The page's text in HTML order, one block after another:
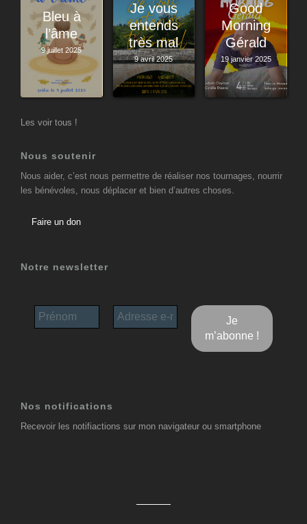
Bleu à
l’âme
9 juillet 2025
Je vous
entends
très mal
9 avril 2025
Good
Morning
Gérald
19 janvier 2025
Les voir tous !
Nous soutenir
Nous aider, c’est nous permettre de réaliser nos tournages, nourrir
les bénévoles, nous déplacer et bien d’autres choses.
Faire un don
Notre newsletter
Nos notifications
Recevoir les notifiactions sur mon navigateur ou smartphone